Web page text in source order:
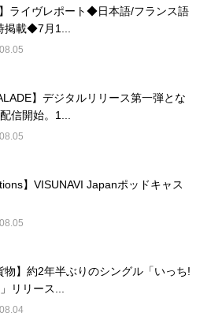
】ライヴレポート◆日本語/フランス語
載◆7月1...
】デジタルリリース第一弾とな
信開始。1...
】VISUNAVI Japanポッドキャス
物】約2年半ぶりのシングル「いっち!
リリース...